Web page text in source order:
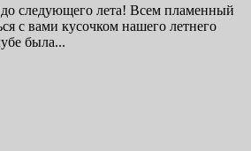
следующего лета! Всем пламенный
с вами кусочком нашего летнего
была...